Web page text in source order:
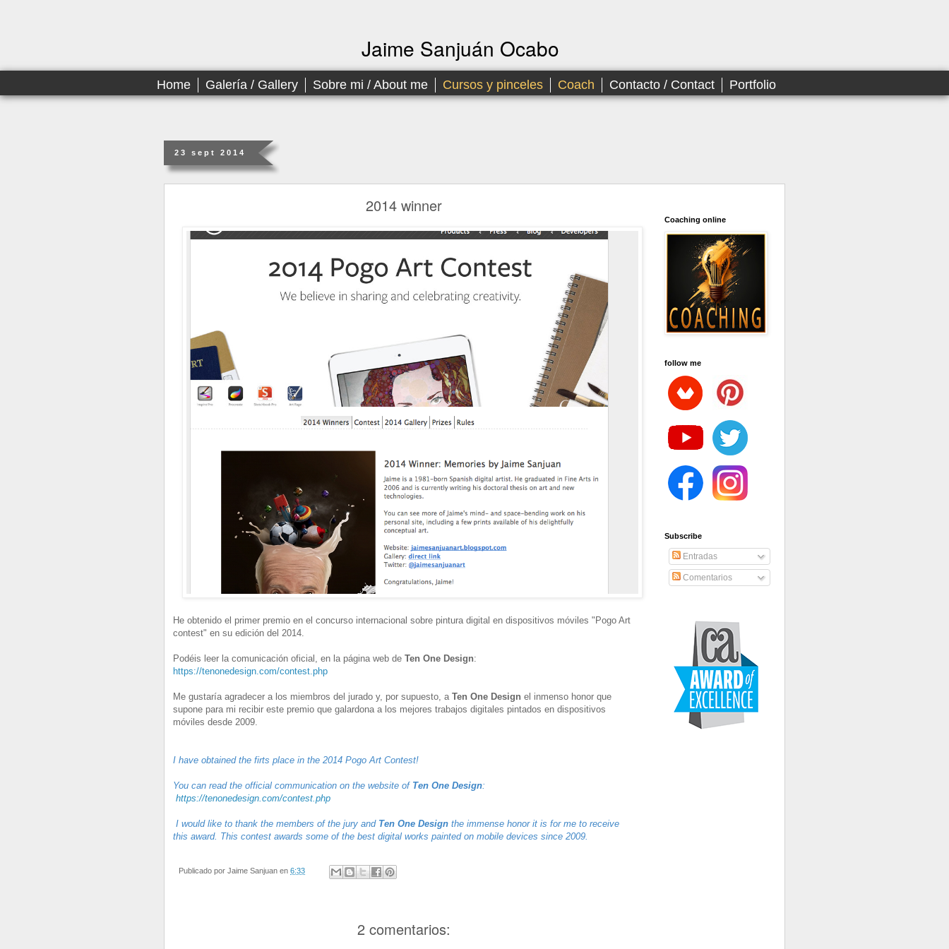
Home Galería / Gallery Sobre mi / About me Cursos y pinceles Coach Contacto / Contact Portfolio
Jaime Sanjuán Ocabo
23 sept 2014
2014 winner
He obtenido el primer premio en el concurso internacional sobre pintura digital en dispositivos móviles "Pogo Art
contest" en su edición del 2014.
Podéis leer la comunicación oficial, en la página web de Ten One Design:
https://tenonedesign.com/contest.php
Me gustaría agradecer a los miembros del jurado y, por supuesto, a Ten One Design el inmenso honor que
supone para mi recibir este premio que galardona a los mejores trabajos digitales pintados en dispositivos
móviles desde 2009.
I have obtained the firts place in the 2014 Pogo Art Contest!
You can read the official communication on the website of Ten One Design:
https://tenonedesign.com/contest.php
I would like to thank the members of the jury and Ten One Design the immense honor it is for me to receive
this award. This contest awards some of the best digital works painted on mobile devices since 2009.
Publicado por Jaime Sanjuan en 6:33
2 comentarios:
Coaching online
follow me
Subscribe
Entradas
Comentarios